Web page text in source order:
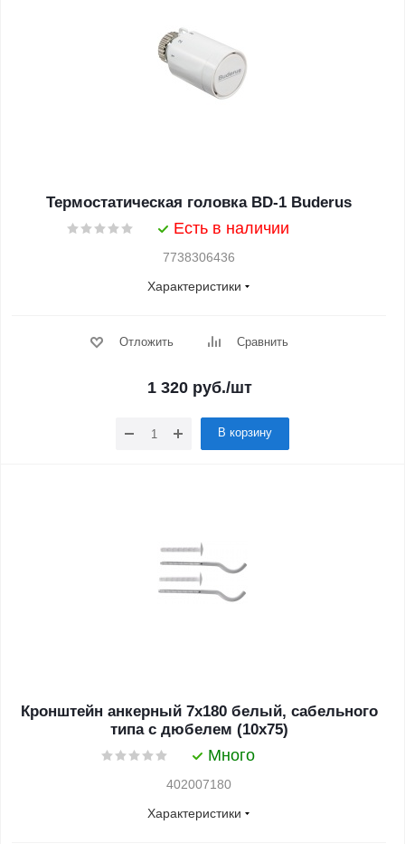
Термостатическая головка BD-1 Buderus
Есть в наличии
7738306436
Характеристики
Отложить Сравнить
1 320руб./шт
В корзину
Кронштейн анкерный 7х180 белый, сабельного
типа с дюбелем (10х75)
Много
402007180
Характеристики